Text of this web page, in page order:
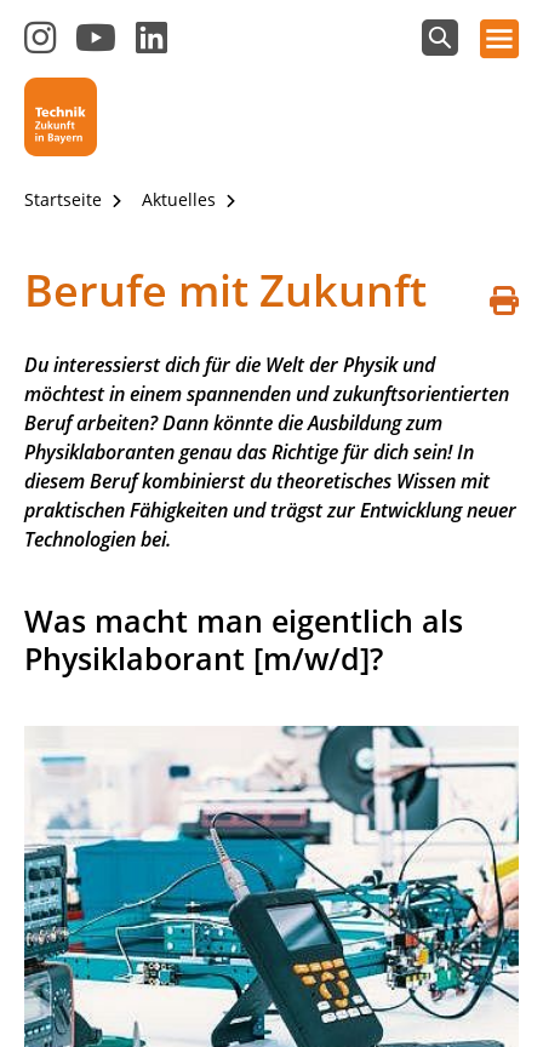
Technik - Zukunft in Bayern
Zum
Instagram-
Kanal
von
Technik-
in
Zum
YouTube-LinkedIn-
Suchfeld
Hauptnavigation öffnen
Startseite Aktuelles
Berufe mit Zukunft
Du interessierst dich für die Welt der Physik und
möchtest in einem spannenden und zukunftsorientierten
Beruf arbeiten? Dann könnte die Ausbildung zum
Physiklaboranten genau das Richtige für dich sein! In
diesem Beruf kombinierst du theoretisches Wissen mit
praktischen Fähigkeiten und trägst zur Entwicklung neuer
Technologien bei.
Was macht man eigentlich als
Physiklaborant [m/w/d]?